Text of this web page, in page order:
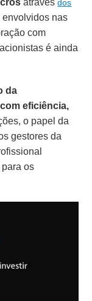
nas
com
é ainda
da
eficiência,
o papel da
gestores da
os